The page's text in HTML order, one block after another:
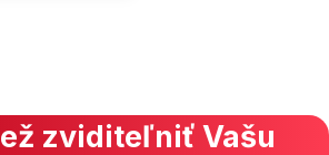
zviditeľniť Vašu